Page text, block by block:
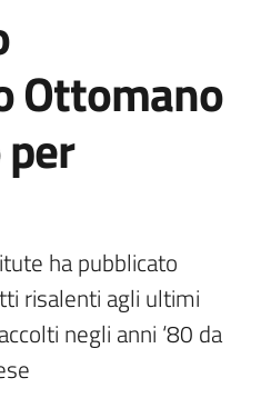
Ottomano
ha pubblicato
risalenti agli ultimi
negli anni ‘80 da